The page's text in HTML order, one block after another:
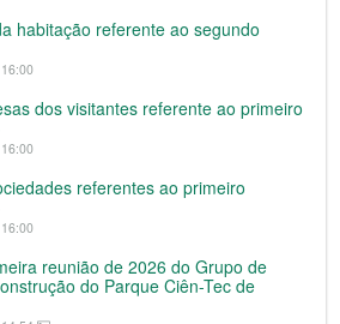
habitação referente ao segundo
dos visitantes referente ao primeiro
referentes ao primeiro
reunião de 2026 do Grupo de
do Parque Ciên-Tec de